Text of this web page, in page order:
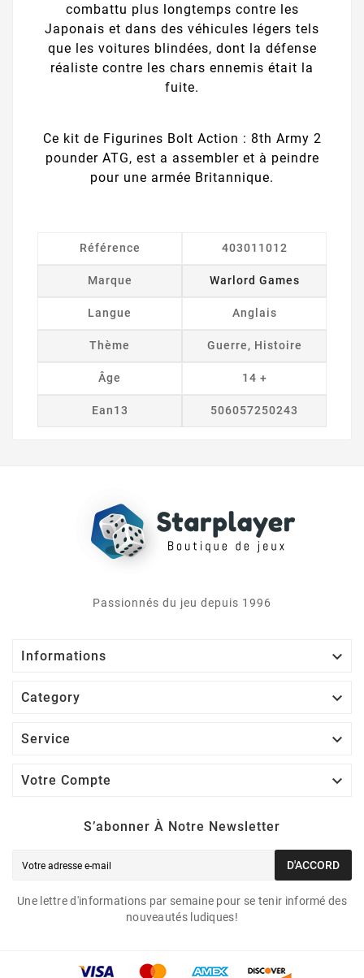
combattu plus longtemps contre les
Japonais et dans des véhicules légers tels
que les voitures blindées, dont la défense
réaliste contre les chars ennemis était la
fuite.
Ce kit de Figurines Bolt Action : 8th Army 2
pounder ATG, est a assembler et à peindre
pour une armée Britannique.
Référence 403011012
Marque Warlord Games
Langue Anglais
Thème Guerre, Histoire
Âge 14 +
Ean13 506057250243
Passionnés du jeu depuis 1996
Informations 
Category 
Service 
Votre Compte 
S’abonner À Notre Newsletter
D'ACCORD
Une lettre d'informations par semaine pour se tenir informé des
nouveautés ludiques!